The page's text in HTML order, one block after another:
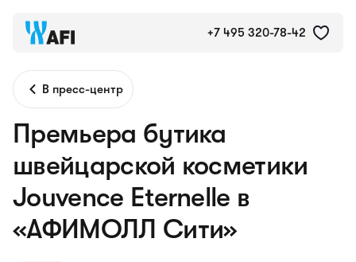
+7 495 320-78-42
В пресс-центр
Премьера бутика
швейцарской косметики
Jouvence Eternelle в
«АФИМОЛЛ Сити»